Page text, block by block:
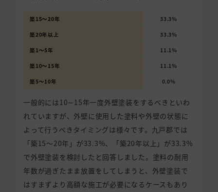
築15〜20年 33.3%
築20年以上 33.3%
築1〜5年 11.1%
築10〜15年 11.1%
築5〜10年 0.0%
一般的には10∼15年一度外壁塗装をするべきといわ
れていますが、外壁に使用した塗料や外壁の状態に
よって行うべきタイミングは様々です。九戸郡では
「築15〜20年」が33.3%、「築20年以上」が33.3%
で外壁塗装を検討したと回答しました。塗料の耐用
年数が過ぎたまま放置をしてしまうと、外壁塗装で
はすまずより高額な施工が必要になるケースもあり